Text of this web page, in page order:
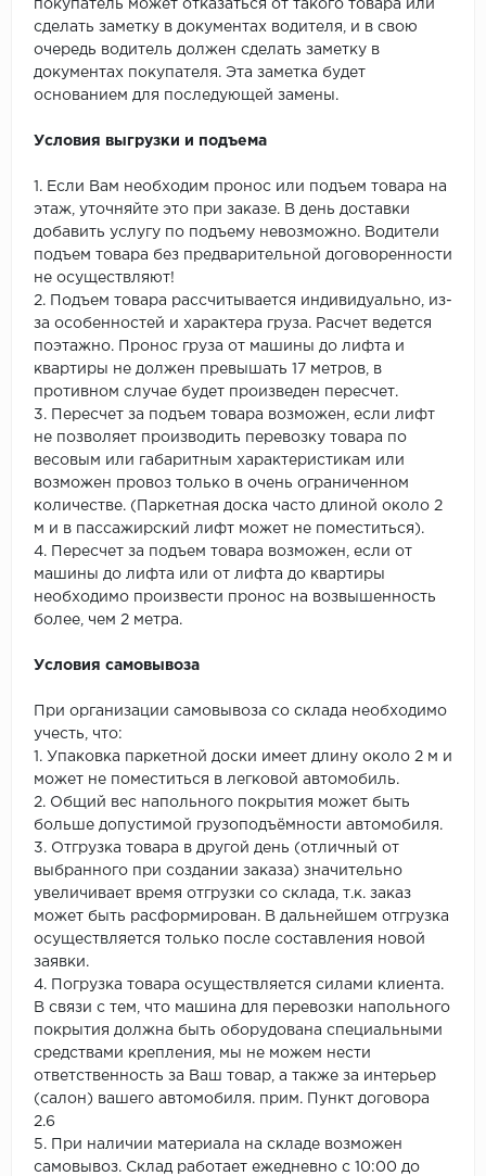
покупатель может отказаться от такого товара или
сделать заметку в документах водителя, и в свою
очередь водитель должен сделать заметку в
документах покупателя. Эта заметка будет
основанием для последующей замены.
Условия выгрузки и подъема
1. Если Вам необходим пронос или подъем товара на
этаж, уточняйте это при заказе. В день доставки
добавить услугу по подъему невозможно. Водители
подъем товара без предварительной договоренности
не осуществляют!
2. Подъем товара рассчитывается индивидуально, из-
за особенностей и характера груза. Расчет ведется
поэтажно. Пронос груза от машины до лифта и
квартиры не должен превышать 17 метров, в
противном случае будет произведен пересчет.
3. Пересчет за подъем товара возможен, если лифт
не позволяет производить перевозку товара по
весовым или габаритным характеристикам или
возможен провоз только в очень ограниченном
количестве. (Паркетная доска часто длиной около 2
м и в пассажирский лифт может не поместиться).
4. Пересчет за подъем товара возможен, если от
машины до лифта или от лифта до квартиры
необходимо произвести пронос на возвышенность
более, чем 2 метра.
Условия самовывоза
При организации самовывоза со склада необходимо
учесть, что:
1. Упаковка паркетной доски имеет длину около 2 м и
может не поместиться в легковой автомобиль.
2. Общий вес напольного покрытия может быть
больше допустимой грузоподъёмности автомобиля.
3. Отгрузка товара в другой день (отличный от
выбранного при создании заказа) значительно
увеличивает время отгрузки со склада, т.к. заказ
может быть расформирован. В дальнейшем отгрузка
осуществляется только после составления новой
заявки.
4. Погрузка товара осуществляется силами клиента.
В связи с тем, что машина для перевозки напольного
покрытия должна быть оборудована специальными
средствами крепления, мы не можем нести
ответственность за Ваш товар, а также за интерьер
(салон) вашего автомобиля. прим. Пункт договора
2.6
5. При наличии материала на складе возможен
самовывоз. Склад работает ежедневно с 10:00 до